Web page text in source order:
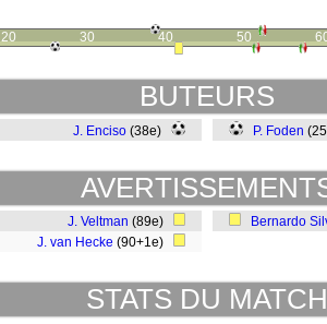
20 30 40 50
BUTEURS
J. Enciso (38e) P. Foden
J. Veltman (89e)
J. van Hecke (90+1e)
Bernardo
STATS DU MATCH